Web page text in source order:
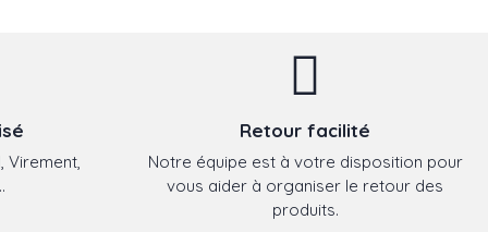
Virement,
Retour facilité
Notre équipe est à votre disposition pour
vous aider à organiser le retour des
produits.